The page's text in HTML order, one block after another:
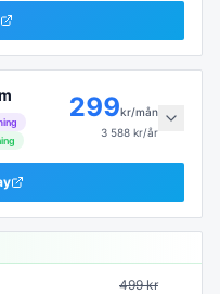
299kr/mån
3 588 kr/år
499kr